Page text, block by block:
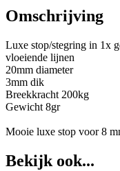
Omschrijving
Luxe stop/stegring in 1x
vloeiende lijnen
20mm diameter
3mm dik
Breekkracht 200kg
Gewicht 8gr
Mooie luxe stop voor 8
Bekijk ook...